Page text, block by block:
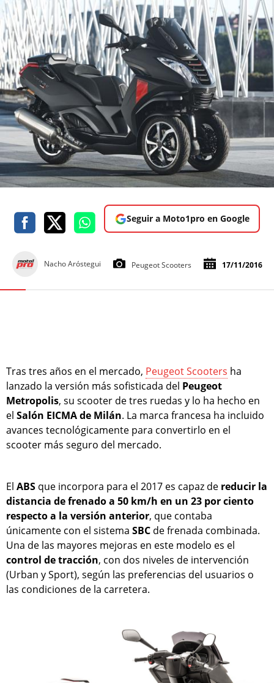
Seguir a Moto1pro en Google
Nacho Aróstegui Peugeot Scooters 17/11/2016
Tras tres años en el mercado, Peugeot Scooters ha
lanzado la versión más sofisticada del Peugeot
Metropolis, su scooter de tres ruedas y lo ha hecho en
el Salón EICMA de Milán. La marca francesa ha incluido
avances tecnológicamente para convertirlo en el
scooter más seguro del mercado.
El ABS que incorpora para el 2017 es capaz de reducir la
distancia de frenado a 50 km/h en un 23 por ciento
respecto a la versión anterior, que contaba
únicamente con el sistema SBC de frenada combinada.
Una de las mayores mejoras en este modelo es el
control de tracción, con dos niveles de intervención
(Urban y Sport), según las preferencias del usuarios o
las condiciones de la carretera.